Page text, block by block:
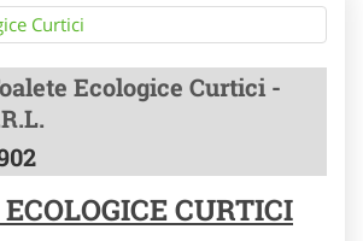
Ecologice Curtici -
CURTICI